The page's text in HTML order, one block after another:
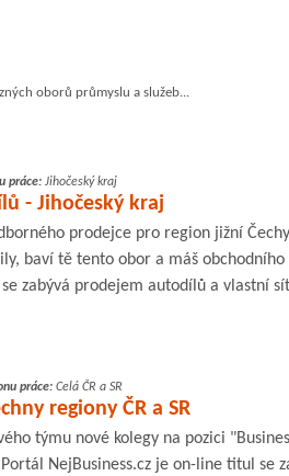
oborů průmyslu a služeb...
práce: Jihočeský kraj
- Jihočeský kraj
prodejce pro region jižní
baví tě tento obor a máš obchodního
zabývá prodejem autodílů a vlastní
práce: Celá ČR a SR
regiony ČR a SR
týmu nové kolegy na pozici
NejBusiness.cz je on-line titul se